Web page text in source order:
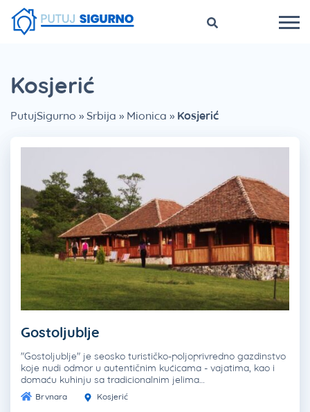
Kosjerić
PutujSigurno » Srbija » Mionica » Kosjerić
Gostoljublje
"Gostoljublje" je seosko turističko-poljoprivredno gazdinstvo
koje nudi odmor u autentičnim kućicama - vajatima, kao i
domaću kuhinju sa tradicionalnim jelima…
Brvnara Kosjerić